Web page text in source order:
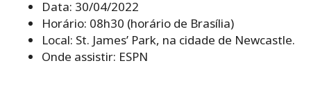
Data: 30/04/2022
Horário: 08h30 (horário de Brasília)
Local: St. James’ Park, na cidade de Newcastle.
Onde assistir: ESPN